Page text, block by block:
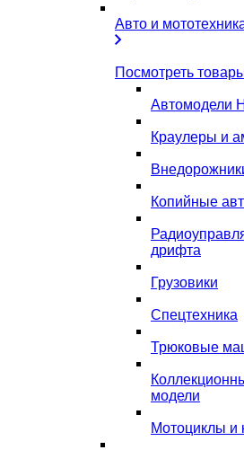
Авто и
Посмотреть
Автомодели
Краулеры и
Копийные
дрифта
Грузовики
Спецтехника
Трюковые
модели
Мотоциклы и